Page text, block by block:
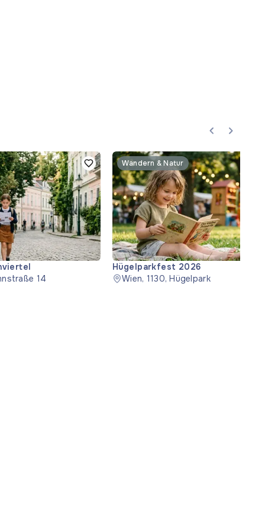
14
Wandern & Natur
Hügelparkfest 2026
Wien, 1130, Hügelpark